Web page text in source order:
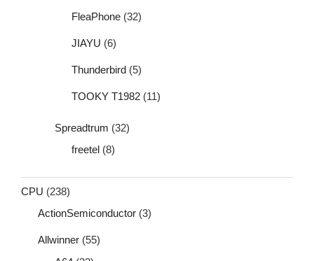
FleaPhone (32)
JIAYU (6)
Thunderbird (5)
TOOKY T1982 (11)
Spreadtrum (32)
freetel (8)
CPU (238)
ActionSemiconductor (3)
Allwinner (55)